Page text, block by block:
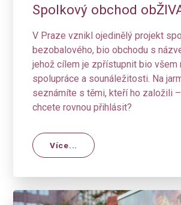
Spolkový obchod
V Praze vznikl ojedinělý projekt
bezobalového, bio obchodu s
jehož cílem je zpřístupnit bio všem
spolupráce a sounáležitosti. Na
seznámíte s těmi, kteří ho založili
chcete rovnou přihlásit?
Více...